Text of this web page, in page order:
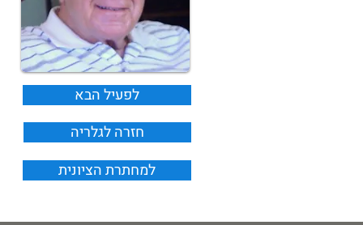
לפעיל הבא
חזרה לגלריה
למחתרת הציונית